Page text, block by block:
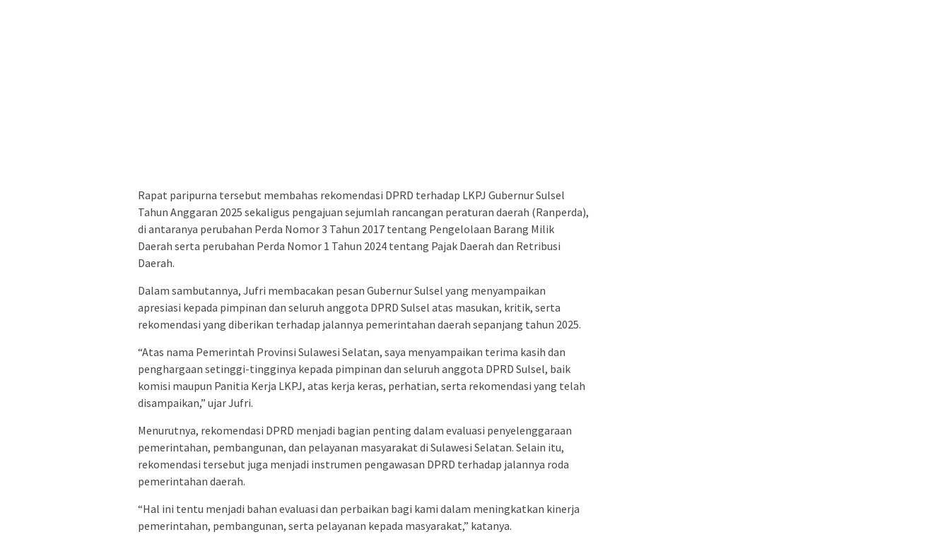
Rapat paripurna tersebut membahas rekomendasi DPRD terhadap LKPJ Gubernur Sulsel
Tahun Anggaran 2025 sekaligus pengajuan sejumlah rancangan peraturan daerah (Ranperda),
di antaranya perubahan Perda Nomor 3 Tahun 2017 tentang Pengelolaan Barang Milik
Daerah serta perubahan Perda Nomor 1 Tahun 2024 tentang Pajak Daerah dan Retribusi
Daerah.
Dalam sambutannya, Jufri membacakan pesan Gubernur Sulsel yang menyampaikan
apresiasi kepada pimpinan dan seluruh anggota DPRD Sulsel atas masukan, kritik, serta
rekomendasi yang diberikan terhadap jalannya pemerintahan daerah sepanjang tahun 2025.
“Atas nama Pemerintah Provinsi Sulawesi Selatan, saya menyampaikan terima kasih dan
penghargaan setinggi-tingginya kepada pimpinan dan seluruh anggota DPRD Sulsel, baik
komisi maupun Panitia Kerja LKPJ, atas kerja keras, perhatian, serta rekomendasi yang telah
disampaikan,” ujar Jufri.
Menurutnya, rekomendasi DPRD menjadi bagian penting dalam evaluasi penyelenggaraan
pemerintahan, pembangunan, dan pelayanan masyarakat di Sulawesi Selatan. Selain itu,
rekomendasi tersebut juga menjadi instrumen pengawasan DPRD terhadap jalannya roda
pemerintahan daerah.
“Hal ini tentu menjadi bahan evaluasi dan perbaikan bagi kami dalam meningkatkan kinerja
pemerintahan, pembangunan, serta pelayanan kepada masyarakat,” katanya.